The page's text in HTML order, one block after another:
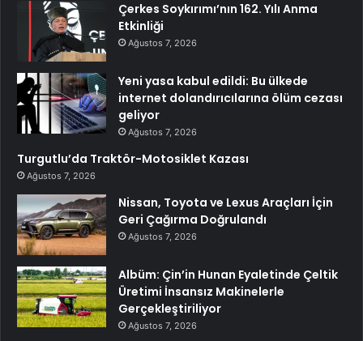
Çerkes Soykırımı’nın 162. Yılı Anma
Etkinliği
Ağustos 7, 2026
Yeni yasa kabul edildi: Bu ülkede
internet dolandırıcılarına ölüm cezası
geliyor
Ağustos 7, 2026
Turgutlu’da Traktör-Motosiklet Kazası
Ağustos 7, 2026
Nissan, Toyota ve Lexus Araçları İçin
Geri Çağırma Doğrulandı
Ağustos 7, 2026
Albüm: Çin’in Hunan Eyaletinde Çeltik
Üretimi İnsansız Makinelerle
Gerçekleştiriliyor
Ağustos 7, 2026